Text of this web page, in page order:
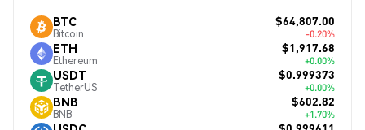
BTC
Bitcoin
$64,807.00
-0.20%
ETH
Ethereum
$1,917.68
+0.00%
USDT
TetherUS
$0.999373
+0.00%
BNB
BNB
$602.82
+1.70%